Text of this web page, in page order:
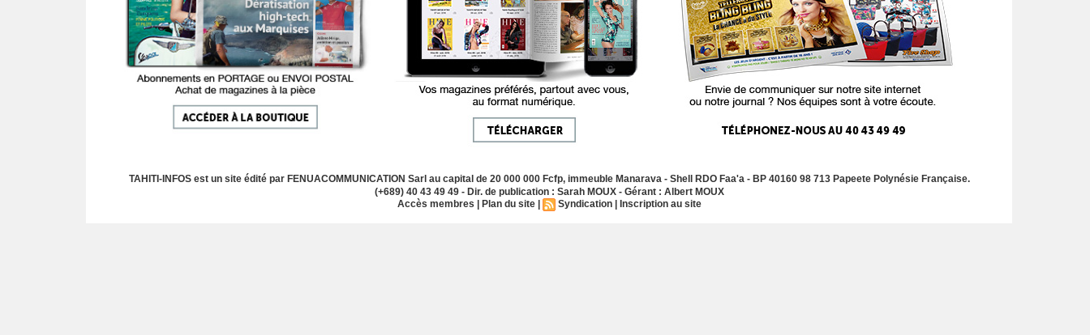
TAHITI-INFOS est un site édité par FENUACOMMUNICATION Sarl au capital de 20 000 000 Fcfp, immeuble Manarava - Shell RDO Faa'a - BP 40160 98 713 Papeete Polynésie Française.
(+689) 40 43 49 49 - Dir. de publication : Sarah MOUX - Gérant : Albert MOUX
Accès membres
Plan du site Syndication Inscription au site